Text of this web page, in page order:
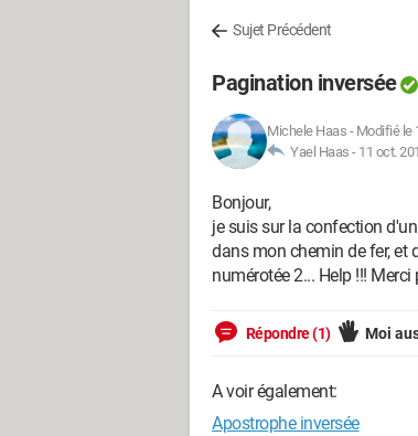
Sujet Précédent
Pagination inversée
Michele Haas - Modifié le
Yael Haas - 11 oct.
Bonjour,
je suis sur la confection
dans mon chemin de fer, et
numérotée 2... Help !!!
Répondre (1) Moi
A voir également:
Apostrophe inversée